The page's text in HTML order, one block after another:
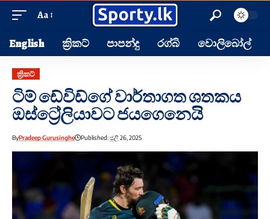
Aa
English ක්‍රිකට් පාපන්දු රග්බි වොලිබෝල්
ක්‍රිකට්
ටිම් ඩේවිඩ්ගේ වාර්තාගත ශතකය
ඔස්ට්‍රේලියාවට ජයගෙනෙයි
ByPradeep Gurusinghe Published: ජූලි 26, 2025